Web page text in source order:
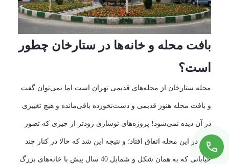
بافت محله و خانه‌ها در ستارخان چطور
است؟
محله ستارخان از محله‌های قدیمی تهران است اما نمی‌توان گفت
و بافت محله هنوز قدیمی و دست‌نخورده باقی‌مانده و هیچ تغییری
در آن دیده نمی‌شود! پروژه‌های نوسازی زودتر از چیزی که تصور
کنید در این محله اتفاق افتاد؛ و نتیجه این شد که حالا در کنار چند
خیابانی که به همان شکل و شمایل 40 سال پیش با خانه‌های بزرگ